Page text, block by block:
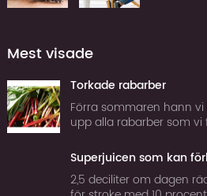
Mest visade
Torkade rabarber
Förra sommaren hann
upp alla rabarber som
fundera på om man inte
Superjuicen som kan
2,5 deciliter om dagen